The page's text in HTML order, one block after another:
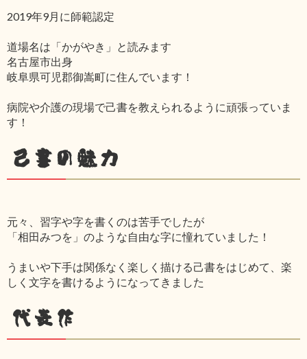
2019年9月に師範認定
道場名は「かがやき」と読みます
名古屋市出身
岐阜県可児郡御嵩町に住んでいます！
病院や介護の現場で己書を教えられるように頑張っていま
す！
己書の魅力
元々、習字や字を書くのは苦手でしたが
「相田みつを」のような自由な字に憧れていました！
うまいや下手は関係なく楽しく描ける己書をはじめて、楽
しく文字を書けるようになってきました
代表作